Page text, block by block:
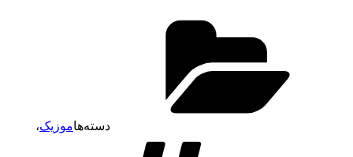
دسته‌هاموزیک،